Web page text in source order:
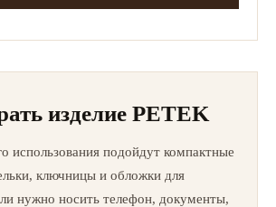
изделие PETEK
использования подойдут компактные
ключницы и обложки для
нужно носить телефон, документы,